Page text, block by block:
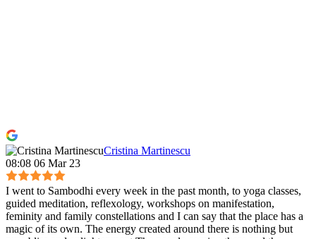
Cristina Martinescu
08:08 06 Mar 23
I went to Sambodhi every week in the past month, to yoga classes,
guided meditation, reflexology, workshops on manifestation,
feminity and family constellations and I can say that the place has a
magic of its own. The energy created around there is nothing but